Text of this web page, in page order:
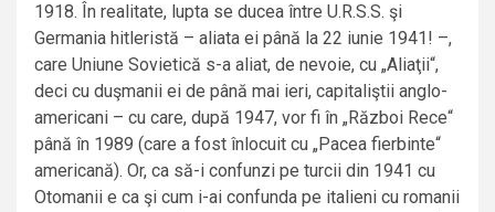
1918. În realitate, lupta se ducea între U.R.S.S. şi
Germania hitleristă – aliata ei până la 22 iunie 1941! –,
care Uniune Sovietică s-a aliat, de nevoie, cu „Aliaţii“,
deci cu duşmanii ei de până mai ieri, capitaliştii anglo-
americani – cu care, după 1947, vor fi în „Război Rece“
până în 1989 (care a fost înlocuit cu „Pacea fierbinte“
americană). Or, ca să-i confunzi pe turcii din 1941 cu
Otomanii e ca şi cum i-ai confunda pe italieni cu romanii